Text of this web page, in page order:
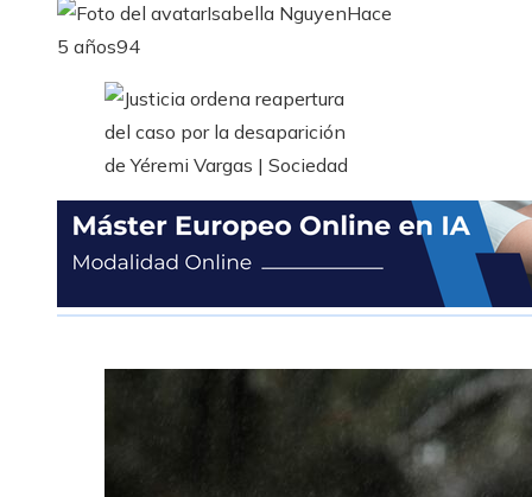
Isabella NguyenHace
5 años94